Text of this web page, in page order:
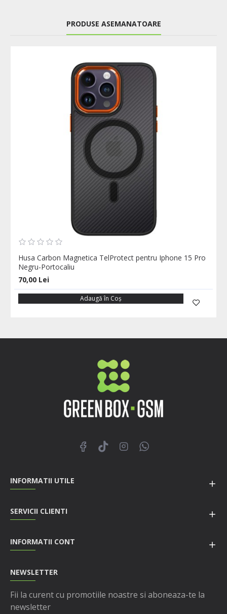
PRODUSE ASEMANATOARE
Husa Carbon Magnetica TelProtect pentru Iphone 15 Pro
Negru-Portocaliu
70,00 Lei
Adaugă în Coş
INFORMATII UTILE
SERVICII CLIENTI
INFORMATII CONT
NEWSLETTER
Fii la curent cu promotiile noastre si aboneaza-te la
newsletter